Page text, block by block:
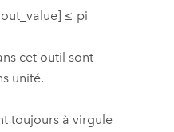
≤ pi
cet outil sont
unité.
toujours à virgule